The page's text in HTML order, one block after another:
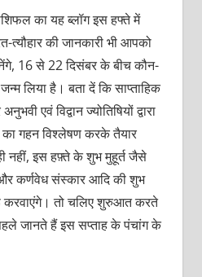
का यह ब्लॉग इस हफ्ते में
त्यौहार की जानकारी भी आपको
16 से 22 दिसंबर के बीच कौन-
लिया है। बता दें कि साप्ताहिक
एवं विद्वान ज्योतिषियों द्वारा
का गहन विश्लेषण करके तैयार
नहीं, इस हफ़्ते के शुभ मुहूर्त जैसे
कर्णवेध संस्कार आदि की शुभ
तो चलिए शुरुआत करते
जानते हैं इस सप्ताह के पंचांग के